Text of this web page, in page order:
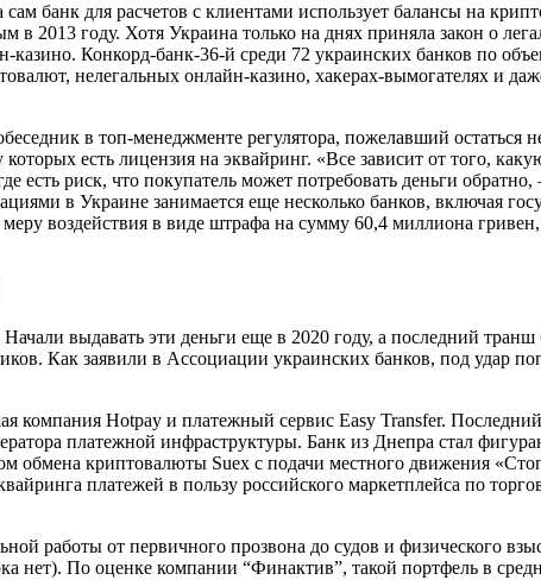
банк для расчетов с клиентами использует балансы на
году. Хотя Украина только на днях приняла закон о
Конкорд-банк-36-й среди 72 украинских банков по
нелегальных онлайн-казино, хакерах-вымогателях и
в топ-менеджменте регулятора, пожелавший остаться
есть лицензия на эквайринг. «Все зависит от того,
риск, что покупатель может потребовать деньги обратно,
в Украине занимается еще несколько банков, включая
воздействия в виде штрафа на сумму 60,4 миллиона
выдавать эти деньги еще в 2020 году, а последний
Как заявили в Ассоциации украинских банков, под удар
компания Hotpay и платежный сервис Easy Transfer.
платежной инфраструктуры. Банк из Днепра стал
криптовалюты Suex с подачи местного движения
платежей в пользу российского маркетплейса по
работы от первичного прозвона до судов и физического
По оценке компании “Финактив”, такой портфель в